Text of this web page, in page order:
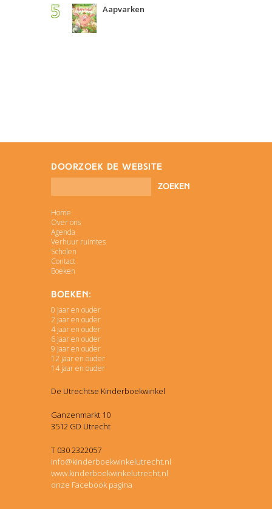
Aapvarken
doorzoek de website
Home
Over ons
Agenda
Verhuur ruimtes
Scholen
Contact
Boeken
Boeken:
0 jaar en ouder
2 jaar en ouder
4 jaar en ouder
6 jaar en ouder
9 jaar en ouder
12 jaar en ouder
14 jaar en ouder
De Utrechtse Kinderboekwinkel
Ganzenmarkt 10
3512 GD Utrecht
T 030 2322057
info@kinderboekwinkelutrecht.nl
www.kinderboekwinkelutrecht.nl
onze Facebook pagina